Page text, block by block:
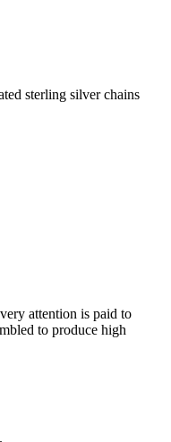
sterling silver chains
attention is paid to
to produce high